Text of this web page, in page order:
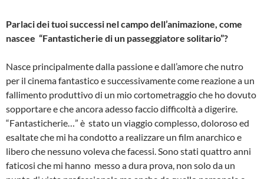
Parlaci dei tuoi successi nel campo dell’animazione, come
nascee “Fantasticherie di un passeggiatore solitario”?
Nasce principalmente dalla passione e dall’amore che nutro
per il cinema fantastico e successivamente come reazione a un
fallimento produttivo di un mio cortometraggio che ho dovuto
sopportare e che ancora adesso faccio difficoltà a digerire.
“Fantasticherie…” è stato un viaggio complesso, doloroso ed
esaltate che mi ha condotto a realizzare un film anarchico e
libero che nessuno voleva che facessi. Sono stati quattro anni
faticosi che mi hanno messo a dura prova, non solo da un